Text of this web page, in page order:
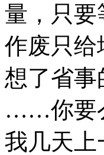
量，只要
作废只给
想了省
……你要
我几天上